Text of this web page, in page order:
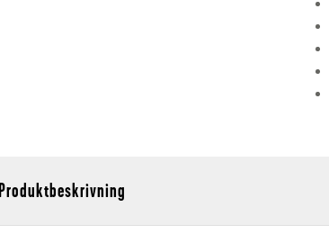
Produktbeskrivning